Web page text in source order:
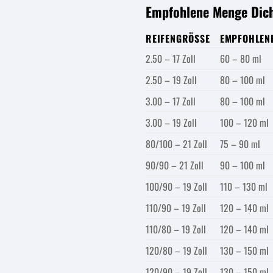
Empfohlene Menge
REIFENGRÖSSE
2.50 – 17 Zoll
60 – 80 ml
2.50 – 19 Zoll
80 – 100 ml
3.00 – 17 Zoll
80 – 100 ml
3.00 – 19 Zoll
100 – 120 ml
80/100 – 21 Zoll
75 – 90 ml
90/90 – 21 Zoll
90 – 100 ml
100/90 – 19 Zoll
110 – 130 ml
110/90 – 19 Zoll
120 – 140 ml
110/80 – 19 Zoll
120 – 140 ml
120/80 – 19 Zoll
130 – 150 ml